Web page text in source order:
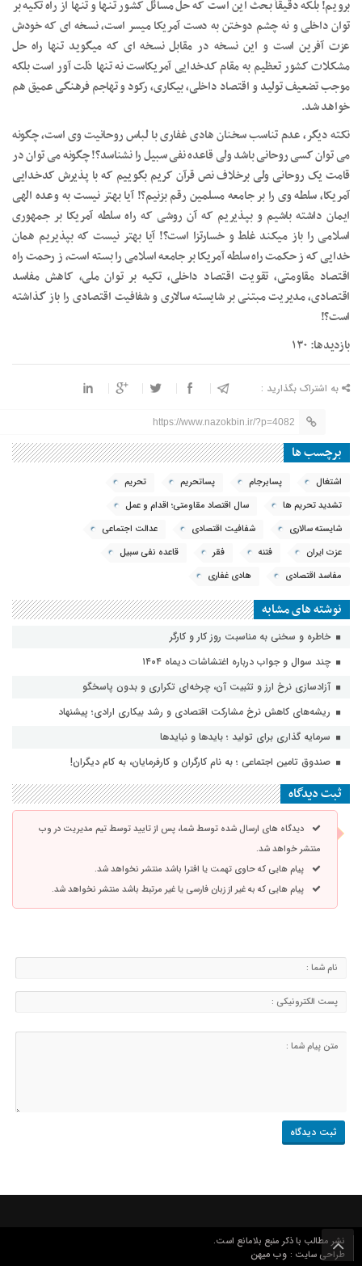
برویم! بلکه دقیقاً بحث این است که حل مسائل کشور تنها و تنها از راه تکیه بر
توان داخلی و نه چشم دوختن به دست آمریکا میسر است، نسخه ای که خودش
عزت آفرین است و این نسخه در مقابل نسخه ای که میگوید تنها راه حل
مشکلات کشور تعظیم به مقام کدخدایی آمریکاست نه تنها ذلت آور است بلکه
موجب تضعیف تولید و اقتصاد داخلی، بیکاری، رکود و تهاجم فرهنگی عمیق هم
خواهد شد.
نکته دیگر، عدم تناسب سخنان هادی غفاری با لباس روحانیت وی است، چگونه
می توان کسی روحانی باشد ولی قاعده نفی سبیل را نشناسد؟! چگونه می توان در
قامت یک روحانی ولی برخلاف نص قرآن کریم بگوییم که با پذیرش کدخدایی
آمریکا، سلطه وی را بر جامعه مسلمین رقم بزنیم؟! آیا بهتر نیست به وعده الهی
ایمان داشته باشیم و بپذیریم که آن روشی که راه سلطه آمریکا بر جمهوری
اسلامی را باز میکند غلط و خسارتزا است؟! آیا بهتر نیست که بپذیریم همان
خدایی که ز حکمت راه سلطه آمریکا بر جامعه اسلامی را بسته است، ز رحمت راه
اقتصاد مقاومتی، تقویت اقتصاد داخلی، تکیه بر توان ملی، کاهش مفاسد
اقتصادی، مدیریت مبتنی بر شایسته سالاری و شفافیت اقتصادی را باز گذاشته
است؟!
بازدیدها: ۱۳۰
به اشتراک بگذارید :
https://www.nazokbin.ir/?p=4082
برچسب ها
اشتغال پسابرجام پساتحریم
تحریم
تشدید تحریم ها
سال اقتصاد مقاومتی؛ اقدام و عمل
شایسته سالاری
شفافیت اقتصادی
عدالت اجتماعی
عزت ایران
فتنه فقر
قاعده نفی سبیل
مفاسد اقتصادی
هادی غفاری
نوشته های مشابه
خاطره و سخنی به مناسبت روز کار و کارگر
چند سوال و جواب درباره اغتشاشات دیماه ۱۴۰۴
آزادسازی نرخ ارز و تثبیت آن، چرخه‌ای تکراری و بدون پاسخگو
ریشه‌های کاهش نرخ مشارکت اقتصادی و رشد بیکاری ارادی؛ پیشنهاد
سرمایه گذاری برای تولید ؛ بایدها و نبایدها
صندوق تامین اجتماعی ؛ به نام کارگران و کارفرمایان، به کام دیگران!
ثبت دیدگاه
دیدگاه های ارسال شده توسط شما، پس از تایید توسط تیم مدیریت در وب
منتشر خواهد شد.
پیام هایی که حاوی تهمت یا افترا باشد منتشر نخواهد شد.
پیام هایی که به غیر از زبان فارسی یا غیر مرتبط باشد منتشر نخواهد شد.
نشر مطالب با ذکر منبع بلامانع است.
طراحی سایت : وب میهن